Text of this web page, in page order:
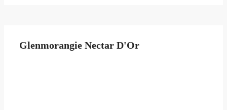
Glenmorangie Nectar D'Or